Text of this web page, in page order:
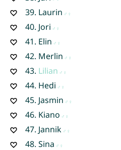
39. Laurin
40. Jori
41. Elin
42. Merlin
43. Lilian
44. Hedi
45. Jasmin
46. Kiano
47. Jannik
48. Sina